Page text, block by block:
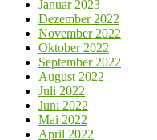
Januar 2023
Dezember 2022
November 2022
Oktober 2022
September 2022
August 2022
Juli 2022
Juni 2022
Mai 2022
April 2022